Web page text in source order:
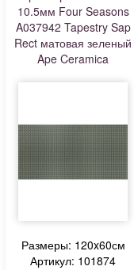
10.5мм Four Seasons
A037942 Tapestry Sap
Rect матовая зеленый
Ape Ceramica
Размеры: 120x60см
Артикул: 101874